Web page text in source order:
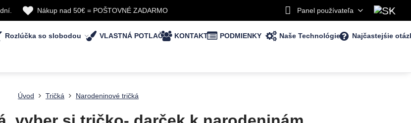
Nákup nad 50€ = POŠTOVNÉ ZADARMO Panel používateľa
Rozlúčka so slobodou VLASTNÁ POTLAČ KONTAKT PODMIENKY Naše Technológie Najčastejśie
Úvod Tričká Narodeninové tričká